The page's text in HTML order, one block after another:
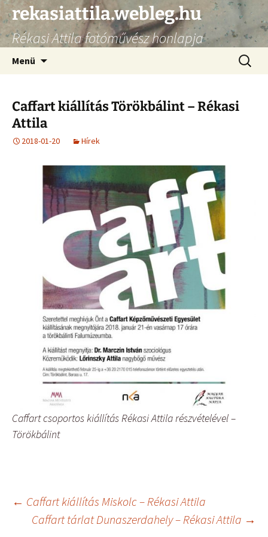
Ugrás
a
tartalomhoz
rekasiattila.webleg.hu
Rékasi Attila fotóművész honlapja
Menü
Caffart kiállítás Törökbálint – Rékasi
Attila
2018-01-20 Hírek
Caffart csoportos kiállítás Rékasi Attila részvételével –
Törökbálint
Bejegyzés
← Caffart kiállítás Miskolc – Rékasi Attila
Caffart tárlat Dunaszerdahely – Rékasi Attila →